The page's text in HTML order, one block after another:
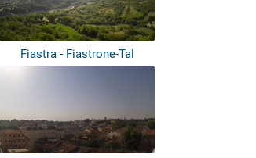
Fiastra - Fiastrone-Tal